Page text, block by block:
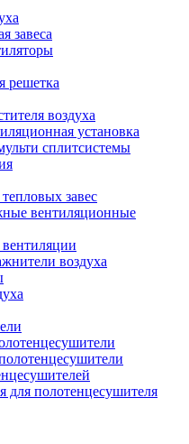
завеса
решетка
воздуха
установка
сплитсистемы
завес
вентиляционные
воздуха
для полотенцесушителя